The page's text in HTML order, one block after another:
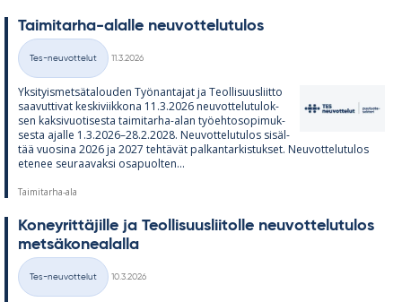
Tai­mi­tarha-alalle neu­vot­te­lu­tu­los
Kategoriat
Tes-neuvottelut
11.3.2026
Yk­si­tyis­met­sä­ta­lou­den Työ­nan­ta­jat ja Teol­li­suus­liitto
saa­vut­ti­vat kes­ki­viik­kona 11.3.2026 neu­vot­te­lu­tu­lok­
sen kak­si­vuo­ti­sesta tai­mi­tarha-alan työ­eh­to­so­pi­muk­
sesta ajalle 1.3.2026–28.2.2028. Neu­vot­te­lu­tu­los si­säl­
tää vuo­sina 2026 ja 2027 teh­tä­vät pal­kan­tar­kis­tuk­set. Neu­vot­te­lu­tu­los
ete­nee seu­raa­vaksi os­a­puol­ten...
Taimitarha-ala
Ko­ney­rit­tä­jille ja Teol­li­suus­lii­tolle neu­vot­te­lu­tu­los
met­sä­ko­nea­lalla
Kategoriat
Tes-neuvottelut
10.3.2026